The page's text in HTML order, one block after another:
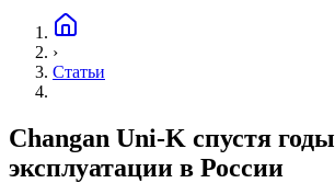
›
Статьи
Changan Uni-K спустя годы
эксплуатации в России